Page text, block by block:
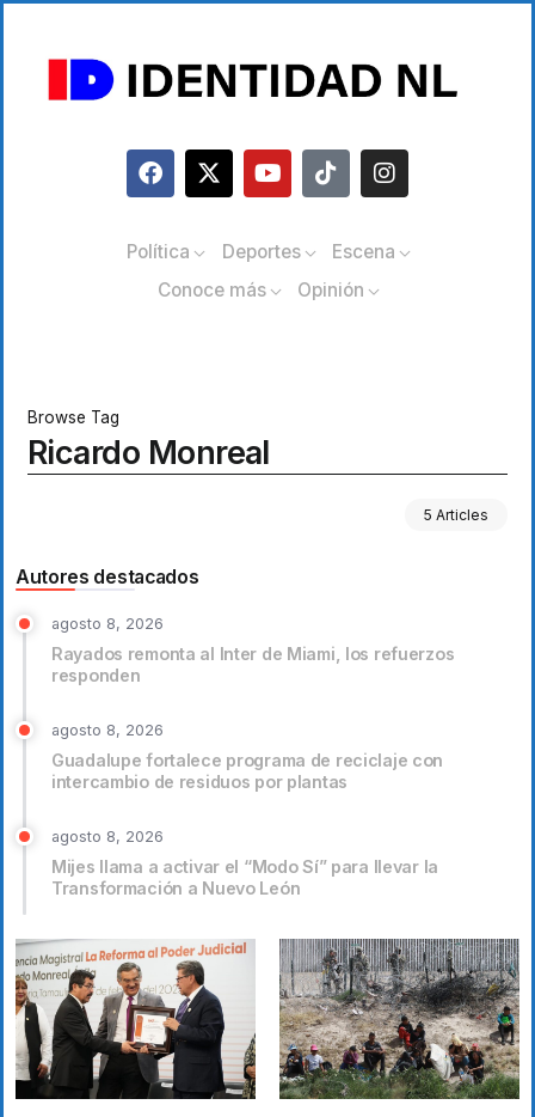
Política Deportes
Escena
Conoce más
Opinión
Browse Tag
Ricardo Monreal
5 Articles
Autores destacados
agosto 8, 2026
Rayados remonta al Inter de Miami, los refuerzos
responden
agosto 8, 2026
Guadalupe fortalece programa de reciclaje con
intercambio de residuos por plantas
agosto 8, 2026
Mijes llama a activar el “Modo Sí” para llevar la
Transformación a Nuevo León